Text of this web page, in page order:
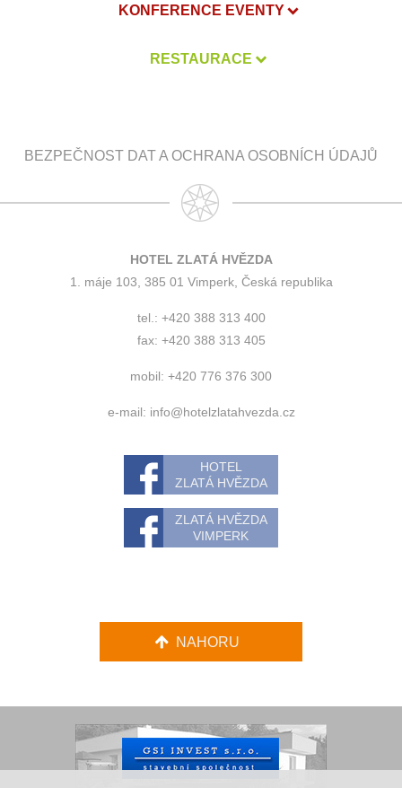
KONFERENCE EVENTY
RESTAURACE
BEZPEČNOST DAT A OCHRANA OSOBNÍCH ÚDAJŮ
HOTEL ZLATÁ HVĚZDA
1. máje 103, 385 01 Vimperk, Česká republika
tel.: +420 388 313 400
fax: +420 388 313 405
mobil: +420 776 376 300
e-mail: info@hotelzlatahvezda.cz
HOTEL
ZLATÁ HVĚZDA
ZLATÁ HVĚZDA
VIMPERK
NAHORU